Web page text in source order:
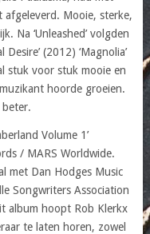
afgeleverd. Mooie, sterke,
Na ‘Unleashed’ volgden
(2012) ‘Magnolia’
stuk voor stuk mooie en
hoorde groeien.
Volume 1’
/ MARS Worldwide.
met Dan Hodges Music
Songwriters Association
album hoopt Rob Klerkx
te laten horen, zowel